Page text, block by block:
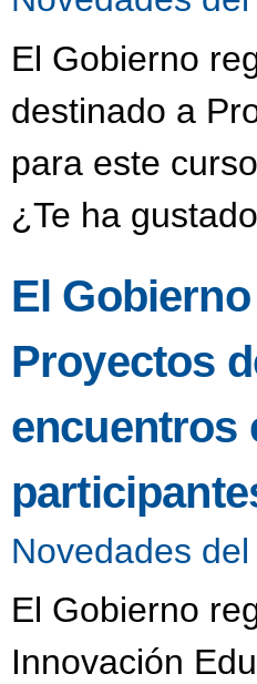
El Gobierno
destinado a
para este
¿Te ha
El
Proyectos
encuentros
Novedades
El Gobierno
Innovación